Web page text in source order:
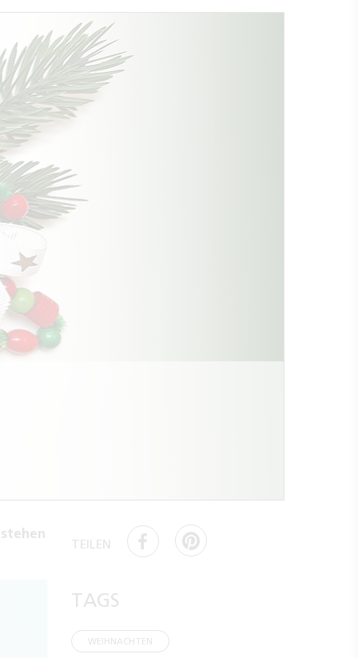
TEILEN
TAGS
WEIHNACHTEN